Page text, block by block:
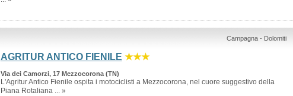
Campagna - Dolomiti
AGRITUR ANTICO FIENILE ★★★
Via dei Camorzi, 17 Mezzocorona (TN)
L'Agritur Antico Fienile ospita i motociclisti a Mezzocorona, nel cuore suggestivo della
Piana Rotaliana ... »